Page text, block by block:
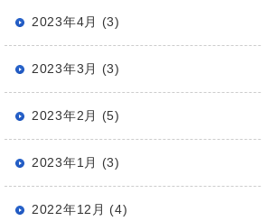
2023年4月 (3)
2023年3月 (3)
2023年2月 (5)
2023年1月 (3)
2022年12月 (4)